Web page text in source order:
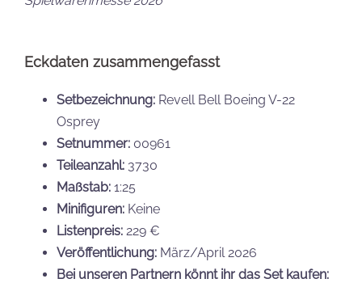
Eckdaten zusammengefasst
Setbezeichnung: Revell Bell Boeing V-22
Osprey
Setnummer: 00961
Teileanzahl: 3730
Maßstab: 1:25
Minifiguren: Keine
Listenpreis: 229 €
Veröffentlichung: März/April 2026
Bei unseren Partnern könnt ihr das Set kaufen: